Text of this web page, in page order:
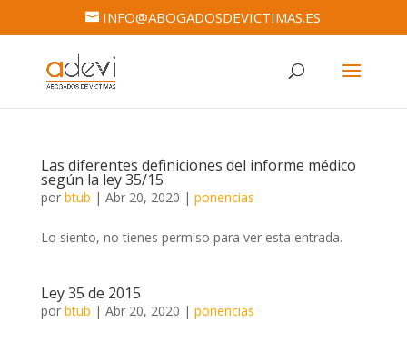
INFO@ABOGADOSDEVICTIMAS.ES
Las diferentes definiciones del informe médico
según la ley 35/15
por btub | Abr 20, 2020 | ponencias
Lo siento, no tienes permiso para ver esta entrada.
Ley 35 de 2015
por btub | Abr 20, 2020 | ponencias